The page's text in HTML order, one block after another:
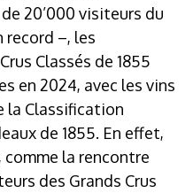
20’000 visiteurs du
–, les
Classés de 1855
en 2024, avec les vins
la Classification
de 1855. En effet,
comme la rencontre
des Grands Crus